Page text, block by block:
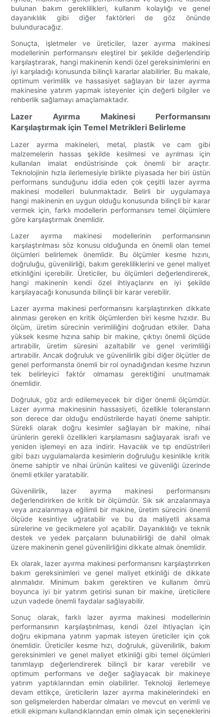
bulunan bakım gereklilikleri, kullanım kolaylığı ve genel
dayanıklılık gibi diğer faktörleri de göz önünde
bulunduracağız.
Sonuçta, işletmeler ve üreticiler, lazer ayırma makinesi
modellerinin performansını eleştirel bir şekilde değerlendirip
karşılaştırarak, hangi makinenin kendi özel gereksinimlerini en
iyi karşıladığı konusunda bilinçli kararlar alabilirler. Bu makale,
optimum verimlilik ve hassasiyet sağlayan bir lazer ayırma
makinesine yatırım yapmak isteyenler için değerli bilgiler ve
rehberlik sağlamayı amaçlamaktadır.
Lazer Ayırma Makinesi Performansını
Karşılaştırmak için Temel Metrikleri Belirleme
Lazer ayırma makineleri, metal, plastik ve cam gibi
malzemelerin hassas şekilde kesilmesi ve ayrılması için
kullanılan imalat endüstrisinde çok önemli bir araçtır.
Teknolojinin hızla ilerlemesiyle birlikte piyasada her biri üstün
performans sunduğunu iddia eden çok çeşitli lazer ayırma
makinesi modelleri bulunmaktadır. Belirli bir uygulamaya
hangi makinenin en uygun olduğu konusunda bilinçli bir karar
vermek için, farklı modellerin performansını temel ölçümlere
göre karşılaştırmak önemlidir.
Lazer ayırma makinesi modellerinin performansının
karşılaştırılması söz konusu olduğunda en önemli olan temel
ölçümleri belirlemek önemlidir. Bu ölçümler kesme hızını,
doğruluğu, güvenilirliği, bakım gerekliliklerini ve genel maliyet
etkinliğini içerebilir. Üreticiler, bu ölçümleri değerlendirerek,
hangi makinenin kendi özel ihtiyaçlarını en iyi şekilde
karşılayacağı konusunda bilinçli bir karar verebilir.
Lazer ayırma makinesi performansını karşılaştırırken dikkate
alınması gereken en kritik ölçümlerden biri kesme hızıdır. Bu
ölçüm, üretim sürecinin verimliliğini doğrudan etkiler. Daha
yüksek kesme hızına sahip bir makine, çıktıyı önemli ölçüde
artırabilir, üretim süresini azaltabilir ve genel verimliliği
artırabilir. Ancak doğruluk ve güvenilirlik gibi diğer ölçütler de
genel performansta önemli bir rol oynadığından kesme hızının
tek belirleyici faktör olmaması gerektiğini unutmamak
önemlidir.
Doğruluk, göz ardı edilemeyecek bir diğer önemli ölçümdür.
Lazer ayırma makinesinin hassasiyeti, özellikle toleransların
son derece dar olduğu endüstrilerde hayati öneme sahiptir.
Sürekli olarak doğru kesimler sağlayan bir makine, nihai
ürünlerin gerekli özellikleri karşılamasını sağlayarak israfı ve
yeniden işlemeyi en aza indirir. Havacılık ve tıp endüstrileri
gibi bazı uygulamalarda kesimlerin doğruluğu kesinlikle kritik
öneme sahiptir ve nihai ürünün kalitesi ve güvenliği üzerinde
önemli etkiler yaratabilir.
Güvenilirlik, lazer ayırma makinesi performansını
değerlendirirken de kritik bir ölçümdür. Sık sık arızalanmaya
veya arızalanmaya eğilimli bir makine, üretim sürecini önemli
ölçüde kesintiye uğratabilir ve bu da maliyetli aksama
sürelerine ve gecikmelere yol açabilir. Dayanıklılığı ve teknik
destek ve yedek parçaların bulunabilirliği de dahil olmak
üzere makinenin genel güvenilirliğini dikkate almak önemlidir.
Ek olarak, lazer ayırma makinesi performansını karşılaştırırken
bakım gereksinimleri ve genel maliyet etkinliği de dikkate
alınmalıdır. Minimum bakım gerektiren ve kullanım ömrü
boyunca iyi bir yatırım getirisi sunan bir makine, üreticilere
uzun vadede önemli faydalar sağlayabilir.
Sonuç olarak, farklı lazer ayırma makinesi modellerinin
performansının karşılaştırılması, kendi özel ihtiyaçları için
doğru ekipmana yatırım yapmak isteyen üreticiler için çok
önemlidir. Üreticiler kesme hızı, doğruluk, güvenilirlik, bakım
gereksinimleri ve genel maliyet etkinliği gibi temel ölçümleri
tanımlayıp değerlendirerek bilinçli bir karar verebilir ve
optimum performans ve değer sağlayacak bir makineye
yatırım yaptıklarından emin olabilirler. Teknoloji ilerlemeye
devam ettikçe, üreticilerin lazer ayırma makinelerindeki en
son gelişmelerden haberdar olmaları ve mevcut en verimli ve
etkili ekipmanı kullandıklarından emin olmak için seçeneklerini